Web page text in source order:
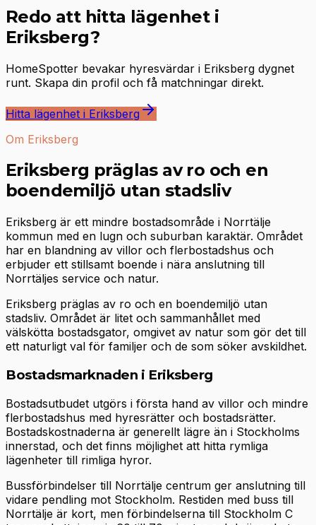
Redo att hitta lägenhet i
Eriksberg?
HomeSpotter bevakar hyresvärdar i Eriksberg dygnet
runt. Skapa din profil och få matchningar direkt.
Hitta lägenhet i Eriksberg
Om Eriksberg
Eriksberg präglas av ro och en
boendemiljö utan stadsliv
Eriksberg är ett mindre bostadsområde i Norrtälje
kommun med en lugn och suburban karaktär. Området
har en blandning av villor och flerbostadshus och
erbjuder ett stillsamt boende i nära anslutning till
Norrtäljes service och natur.
Eriksberg präglas av ro och en boendemiljö utan
stadsliv. Området är litet och sammanhållet med
välskötta bostadsgator, omgivet av natur som gör det till
ett naturligt val för familjer och de som söker avskildhet.
Bostadsmarknaden i Eriksberg
Bostadsutbudet utgörs i första hand av villor och mindre
flerbostadshus med hyresrätter och bostadsrätter.
Bostadskostnaderna är generellt lägre än i Stockholms
innerstad, och det finns möjlighet att hitta rymliga
lägenheter till rimliga hyror.
Bussförbindelser till Norrtälje centrum ger anslutning till
vidare pendling mot Stockholm. Restiden med buss till
Norrtälje är kort, men förbindelserna till Stockholm C